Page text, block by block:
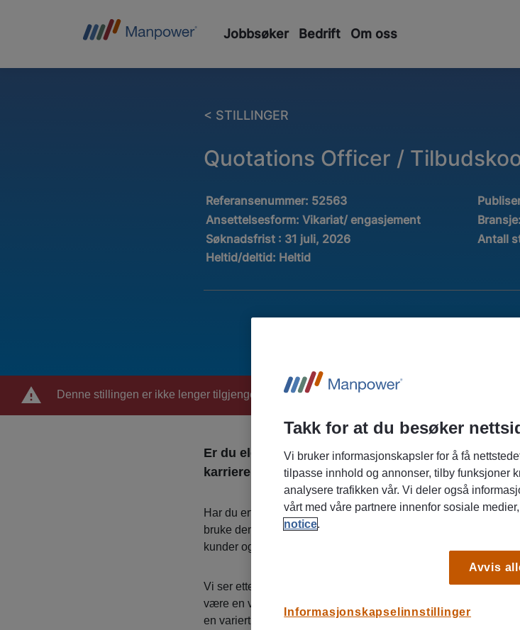
Jobbsøker Bedrift Om oss
< STILLINGER
Quotations Officer /
Referansenummer: 52563
Ansettelsesform:Vikariat/ engasjement Bransje:
Søknadsfrist : 31 juli, 2026 Antall
Heltid/deltid: Heltid
Denne stillingen er ikke lenger tilgjengelig
Er du elektriker eller har teknisk bakgrunn – og
karriere på kontor?
Har du erfaring fra elektrobransjen og gode IT-kunnskaper?
bruke den tekniske forståelsen din i en rolle der du jobber tett
kunder og spennende prosjekter?
Vi ser etter en strukturert og serviceinnstilt Quotations Officer
være en viktig støttefunksjon for våre salgsavdelinger. I denne
en variert arbeidshverdag der du bidrar til å sikre profesjonelle
Takk for at du besøker
Vi bruker informasjonskapsler for å få
tilpasse innhold og annonser, tilby funksjoner
analysere trafikken vår. Vi deler også
vårt med våre partnere innenfor sosiale
notice.
Informasjonskapselinnstillinger
Avvis